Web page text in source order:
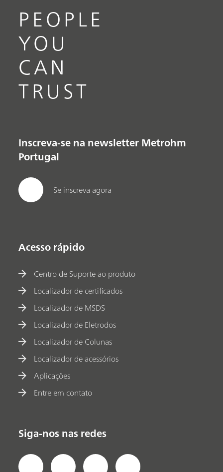
PEOPLE
YOU
CAN
TRUST
Inscreva-se na newsletter Metrohm
Portugal
Se inscreva agora
Acesso rápido
Centro de Suporte ao produto
Localizador de certificados
Localizador de MSDS
Localizador de Eletrodos
Localizador de Colunas
Localizador de acessórios
Aplicações
Entre em contato
Siga-nos nas redes